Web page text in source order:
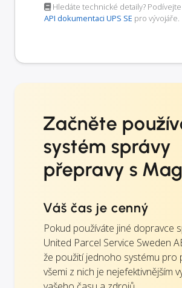
Hledáte technické detaily? Podívejte
API dokumentaci UPS SE pro vývojáře.
Začněte
systém správy
přepravy s
Váš čas je cenný
Pokud používáte jiné dopravce
United Parcel Service Sweden
že použití jednoho systému pro
všemi z nich je nejefektivnějším